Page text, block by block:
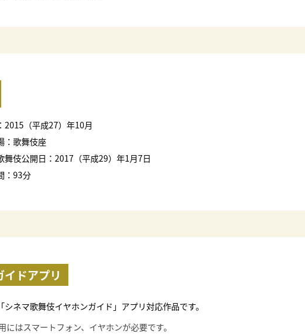
2015（平成27）年10月
：歌舞伎座
舞伎公開日：2017（平成29）年1月7日
：93分
イドアプリ
シネマ歌舞伎イヤホンガイド」アプリ対応作品です。
にはスマートフォン、イヤホンが必要です。